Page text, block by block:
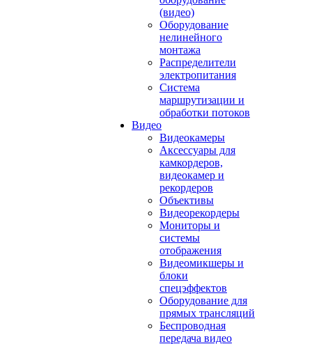
(видео)
Оборудование
нелинейного
монтажа
Распределители
электропитания
Система
маршрутизации и
обработки потоков
Видео
Видеокамеры
Аксессуары для
камкордеров,
видеокамер и
рекордеров
Объективы
Видеорекордеры
Мониторы и
системы
отображения
Видеомикшеры и
блоки
спецэффектов
Оборудование для
прямых трансляций
Беспроводная
передача видео